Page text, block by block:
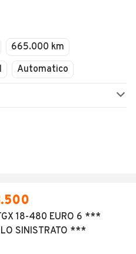
665.000 km
Automatico
18-480 EURO 6 ***
SINISTRATO ***